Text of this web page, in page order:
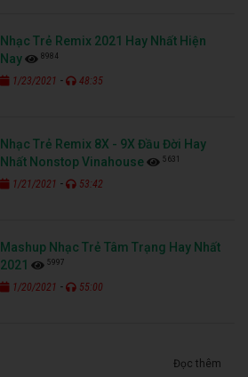
Nhạc Trẻ Remix 2021 Hay Nhất Hiện
Nay
8984
1/23/2021 - 48:35
Nhạc Trẻ Remix 8X - 9X Đầu Đời Hay
Nhất Nonstop Vinahouse
5631
1/21/2021 - 53:42
Mashup Nhạc Trẻ Tâm Trạng Hay Nhất
2021
5997
1/20/2021 - 55:00
Đọc thêm